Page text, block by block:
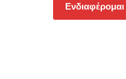
Ενδιαφέρομαι